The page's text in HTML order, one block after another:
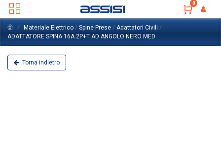
0
Materiale Elettrico / Spine Prese / Adattatori Civili /
ADATTATORE SPINA 16A 2P+T AD ANGOLO NERO MED
Torna indietro